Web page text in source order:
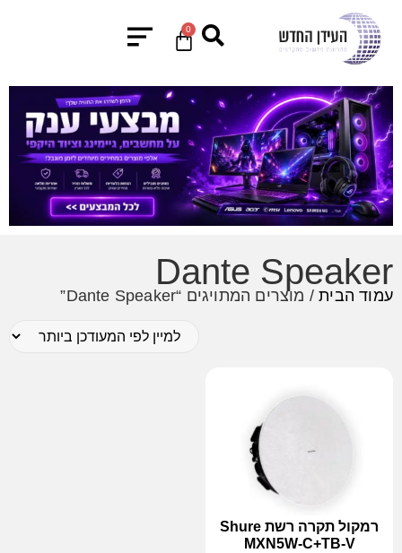
0
Dante Speaker
עמוד הבית/ מוצרים המתויגים “Dante Speaker”
רמקול תקרה רשת Shure
MXN5W-C+TB-V